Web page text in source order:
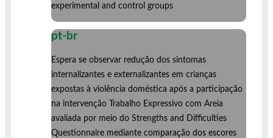
experimental and control groups
pt-br
Espera se observar redução dos sintomas
internalizantes e externalizantes em crianças
expostas à violência doméstica após a participação
na intervenção Trabalho Expressivo com Areia
avaliada por meio do Strengths and Difficulties
Questionnaire mediante comparação dos escores